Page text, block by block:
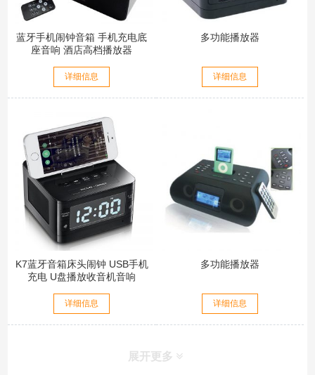
蓝牙手机闹钟音箱 手机充电底
座音响 酒店高档播放器
详细信息
多功能播放器
详细信息
K7蓝牙音箱床头闹钟 USB手机
充电 U盘播放收音机音响
详细信息
多功能播放器
详细信息
展开更多